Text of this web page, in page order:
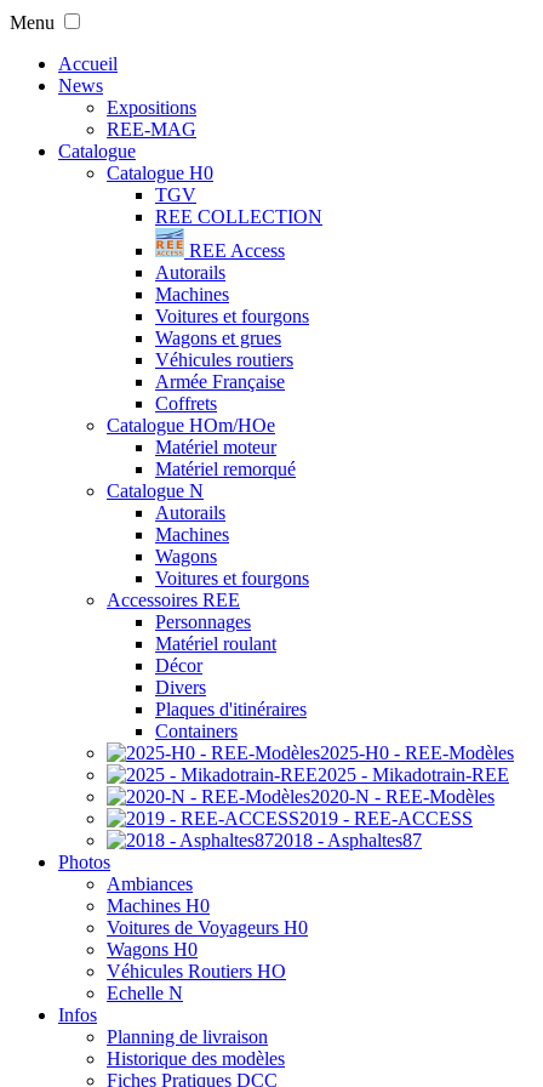
Menu
Accueil
News
Expositions
REE-MAG
Catalogue
Catalogue H0
TGV
REE COLLECTION
REE Access
Autorails
Machines
Voitures et fourgons
Wagons et grues
Véhicules routiers
Armée Française
Coffrets
Catalogue HOm/HOe
Matériel moteur
Matériel remorqué
Catalogue N
Autorails
Machines
Wagons
Voitures et fourgons
Accessoires REE
Personnages
Matériel roulant
Décor
Divers
Plaques d'itinéraires
Containers
2025-H0 - REE-Modèles
2025 - Mikadotrain-REE
2020-N - REE-Modèles
2019 - REE-ACCESS
2018 - Asphaltes87
Photos
Ambiances
Machines H0
Voitures de Voyageurs H0
Wagons H0
Véhicules Routiers HO
Echelle N
Infos
Planning de livraison
Historique des modèles
Fiches Pratiques DCC